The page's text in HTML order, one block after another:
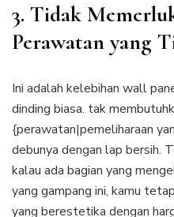
3. Tidak
Perawatan yang
Ini adalah kelebihan wall
dinding biasa. tak
{perawatan|pemeliharaan
debunya dengan lap bersih.
kalau ada bagian yang
yang gampang ini, kamu
yang berestetika dengan